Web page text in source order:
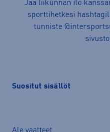
Jaa liikunnan ilo
sporttihetkesi
tunniste
Suositut sisällöt